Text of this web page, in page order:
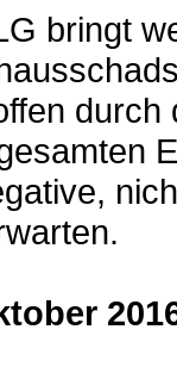
bringt